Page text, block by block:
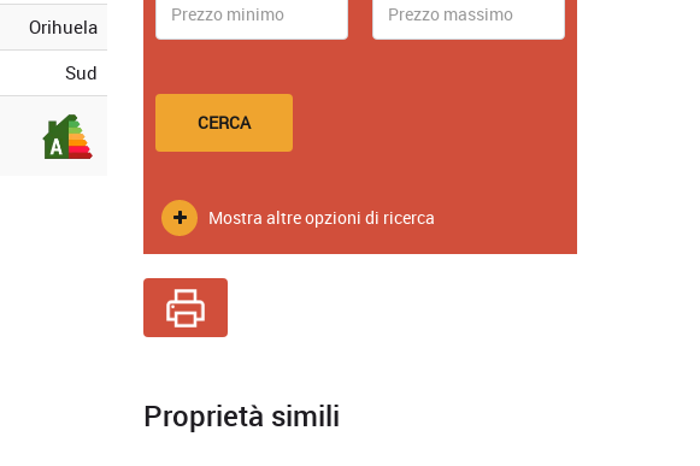
Orihuela
Sud
CERCA
Mostra altre opzioni di ricerca
Proprietà simili